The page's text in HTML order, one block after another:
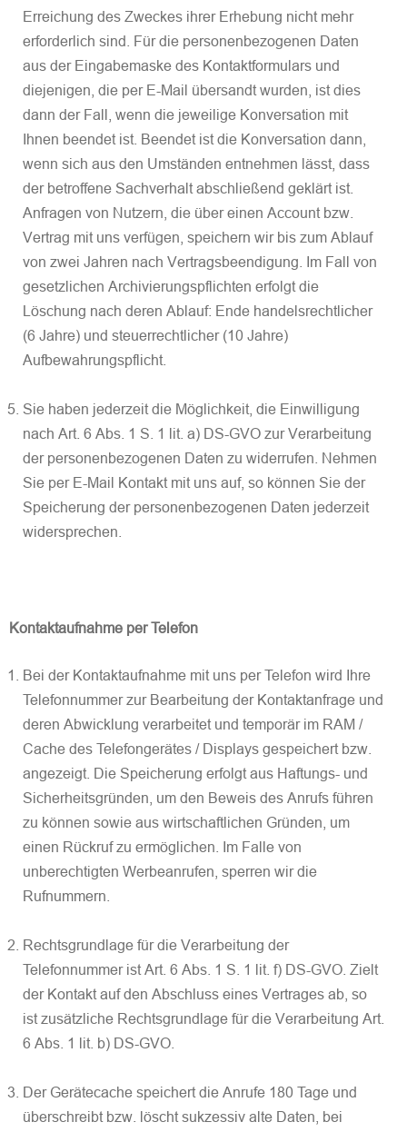
Erreichung des Zweckes ihrer Erhebung nicht mehr
erforderlich sind. Für die personenbezogenen Daten
aus der Eingabemaske des Kontaktformulars und
diejenigen, die per E-Mail übersandt wurden, ist dies
dann der Fall, wenn die jeweilige Konversation mit
Ihnen beendet ist. Beendet ist die Konversation dann,
wenn sich aus den Umständen entnehmen lässt, dass
der betroffene Sachverhalt abschließend geklärt ist.
Anfragen von Nutzern, die über einen Account bzw.
Vertrag mit uns verfügen, speichern wir bis zum Ablauf
von zwei Jahren nach Vertragsbeendigung. Im Fall von
gesetzlichen Archivierungspflichten erfolgt die
Löschung nach deren Ablauf: Ende handelsrechtlicher
(6 Jahre) und steuerrechtlicher (10 Jahre)
Aufbewahrungspflicht.
Sie haben jederzeit die Möglichkeit, die Einwilligung
nach Art. 6 Abs. 1 S. 1 lit. a) DS-GVO zur Verarbeitung
der personenbezogenen Daten zu widerrufen. Nehmen
Sie per E-Mail Kontakt mit uns auf, so können Sie der
Speicherung der personenbezogenen Daten jederzeit
widersprechen.
Kontaktaufnahme per Telefon
Bei der Kontaktaufnahme mit uns per Telefon wird Ihre
Telefonnummer zur Bearbeitung der Kontaktanfrage und
deren Abwicklung verarbeitet und temporär im RAM /
Cache des Telefongerätes / Displays gespeichert bzw.
angezeigt. Die Speicherung erfolgt aus Haftungs- und
Sicherheitsgründen, um den Beweis des Anrufs führen
zu können sowie aus wirtschaftlichen Gründen, um
einen Rückruf zu ermöglichen. Im Falle von
unberechtigten Werbeanrufen, sperren wir die
Rufnummern.
Rechtsgrundlage für die Verarbeitung der
Telefonnummer ist Art. 6 Abs. 1 S. 1 lit. f) DS-GVO. Zielt
der Kontakt auf den Abschluss eines Vertrages ab, so
ist zusätzliche Rechtsgrundlage für die Verarbeitung Art.
6 Abs. 1 lit. b) DS-GVO.
Der Gerätecache speichert die Anrufe 180 Tage und
überschreibt bzw. löscht sukzessiv alte Daten, bei